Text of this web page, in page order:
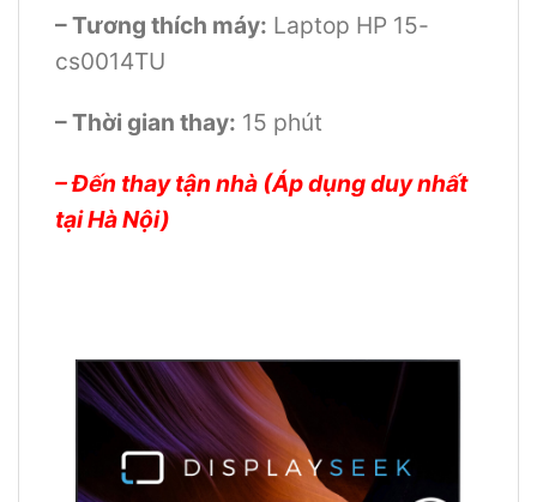
– Tương thích máy: Laptop HP 15-
cs0014TU
– Thời gian thay: 15 phút
– Đến thay tận nhà (Áp dụng duy nhất
tại Hà Nội)